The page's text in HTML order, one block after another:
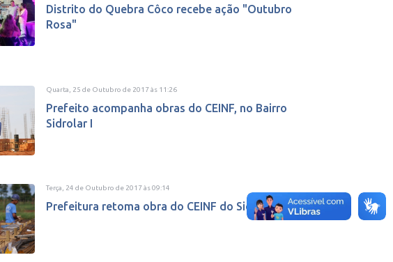
Distrito do Quebra Côco recebe ação "Outubro
Rosa"
Quarta, 25 de Outubro de 2017às 11:26
Prefeito acompanha obras do CEINF, no Bairro
Sidrolar I
Terça, 24 de Outubro de 2017às09:14
Prefeitura retoma obra do CEINF do Sidrolar I